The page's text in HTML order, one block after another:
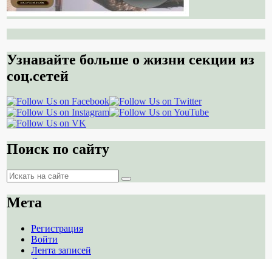
Узнавайте больше о жизни секции из
соц.сетей
Поиск по сайту
Поиск
Поиск
Мета
Регистрация
Войти
Лента записей